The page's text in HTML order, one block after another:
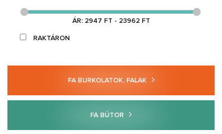
RAKTÁRON
ÁR: 2947 FT - 23962 FT
FA BURKOLATOK, FALAK
FA BÚTOR